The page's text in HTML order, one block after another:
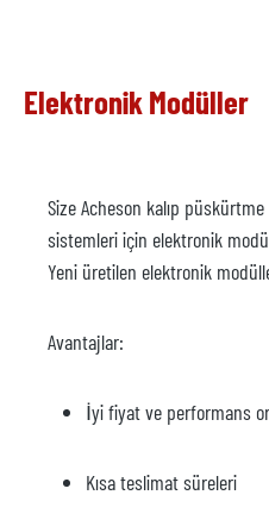
Elektronik Modüller
Size Acheson kalıp
sistemleri için elektronik
Yeni üretilen elektronik
Avantajlar:
İyi fiyat ve performans
Kısa teslimat süreleri